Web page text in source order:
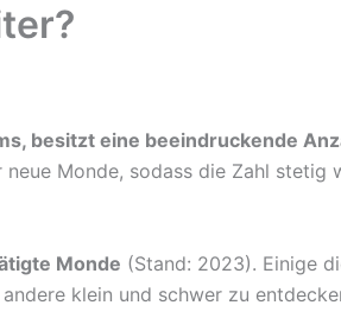
besitzt eine beeindruckende
Monde, sodass die Zahl stetig
Monde (Stand: 2023). Einige
klein und schwer zu